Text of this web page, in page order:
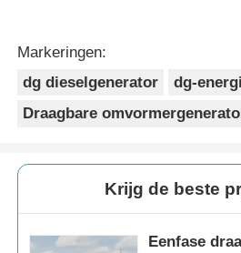
Markeringen:
dg dieselgenerator
dg-
Draagbare
Krijg de beste
Eenfase